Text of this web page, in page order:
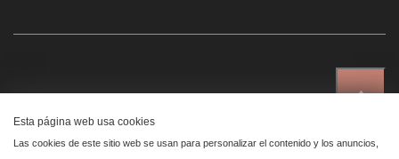
↑
Plaza de Canalejas 6, 4 izq
Esta página web usa cookies
Las cookies de este sitio web se usan para personalizar el contenido y los anuncios,